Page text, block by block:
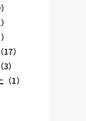
）
）
1）